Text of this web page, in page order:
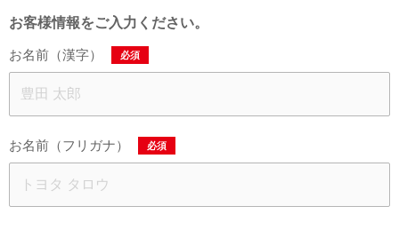
お客様情報をご入力ください。
お名前（漢字） 必須
お名前（フリガナ） 必須